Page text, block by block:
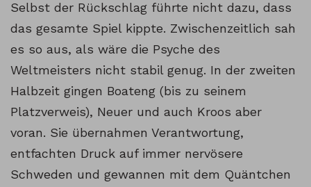
Selbst der Rückschlag führte nicht dazu, dass
das gesamte Spiel kippte. Zwischenzeitlich sah
es so aus, als wäre die Psyche des
Weltmeisters nicht stabil genug. In der zweiten
Halbzeit gingen Boateng (bis zu seinem
Platzverweis), Neuer und auch Kroos aber
voran. Sie übernahmen Verantwortung,
entfachten Druck auf immer nervösere
Schweden und gewannen mit dem Quäntchen